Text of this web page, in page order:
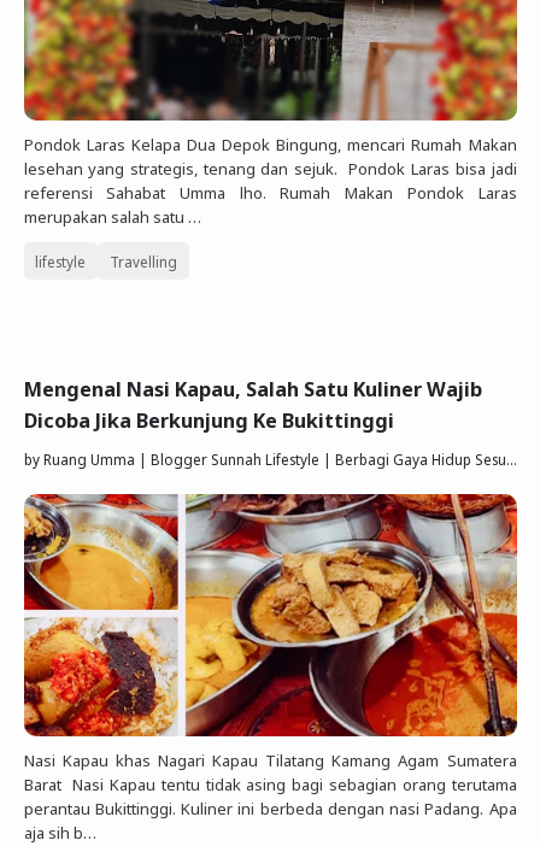
Pondok Laras Kelapa Dua Depok Bingung, mencari Rumah Makan
lesehan yang strategis, tenang dan sejuk. Pondok Laras bisa jadi
referensi Sahabat Umma lho. Rumah Makan Pondok Laras
merupakan salah satu …
lifestyle Travelling
Mengenal Nasi Kapau, Salah Satu Kuliner Wajib
Dicoba Jika Berkunjung Ke Bukittinggi
byRuang Umma | Blogger Sunnah Lifestyle | Berbagi Gaya Hidup Sesuai Quran Sunnah
Nasi Kapau khas Nagari Kapau Tilatang Kamang Agam Sumatera
Barat Nasi Kapau tentu tidak asing bagi sebagian orang terutama
perantau Bukittinggi. Kuliner ini berbeda dengan nasi Padang. Apa
aja sih b…